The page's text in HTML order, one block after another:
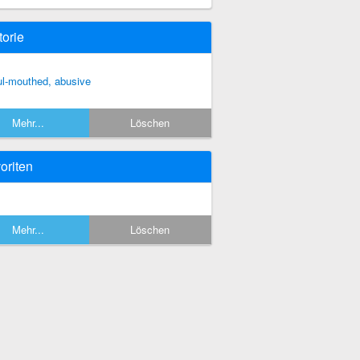
mouthed, abusive
Mehr... Löschen
Mehr... Löschen